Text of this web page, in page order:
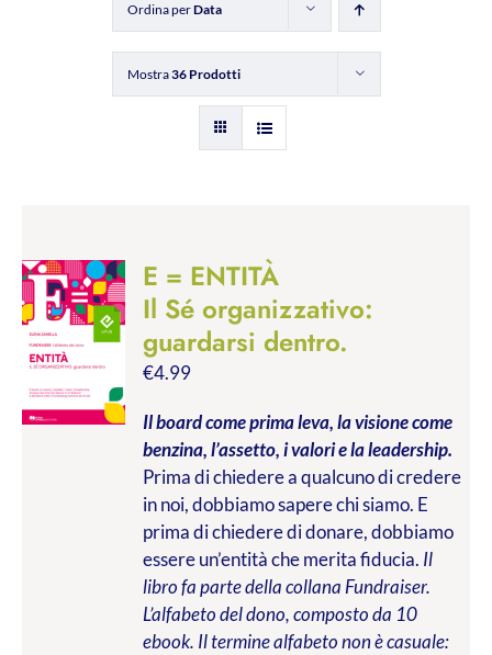
Ordina perData
Mostra36 Prodotti
E = ENTITÀ
Il Sé organizzativo:
guardarsi dentro.
€4.99
Il board come prima leva, la visione come
benzina, l’assetto, i valori e la leadership.
Prima di chiedere a qualcuno di credere
in noi, dobbiamo sapere chi siamo. E
prima di chiedere di donare, dobbiamo
essere un’entità che merita fiducia. Il
libro fa parte della collana Fundraiser.
L’alfabeto del dono, composto da 10
ebook. Il termine alfabeto non è casuale: